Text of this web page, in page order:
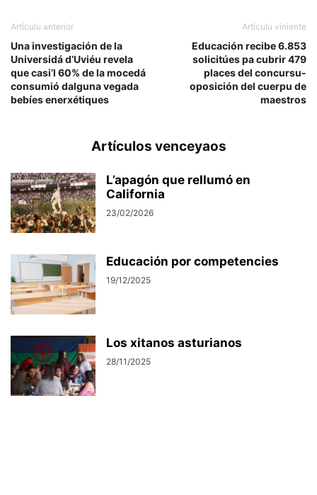
Artículu anterior
Una investigación de la
Universidá d’Uviéu revela
que casi’l 60% de la mocedá
consumió dalguna vegada
bebíes enerxétiques
Artículu viniente
Educación recibe 6.853
solicitúes pa cubrir 479
places del concursu-
oposición del cuerpu de
maestros
Artículos venceyaos
L’apagón que rellumó en
California
23/02/2026
Educación por competencies
19/12/2025
Los xitanos asturianos
28/11/2025